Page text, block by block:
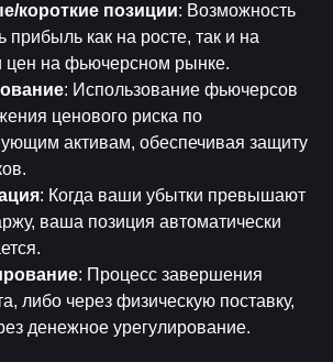
короткие позиции: Возможность
прибыль как на росте, так и на
цен на фьючерсном рынке.
: Использование фьючерсов
ценового риска по
активам, обеспечивая защиту
: Когда ваши убытки превышают
ваша позиция автоматически
: Процесс завершения
либо через физическую поставку,
денежное урегулирование.